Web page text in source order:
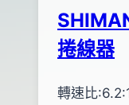
捲線器
Byanna
2012
轉速比